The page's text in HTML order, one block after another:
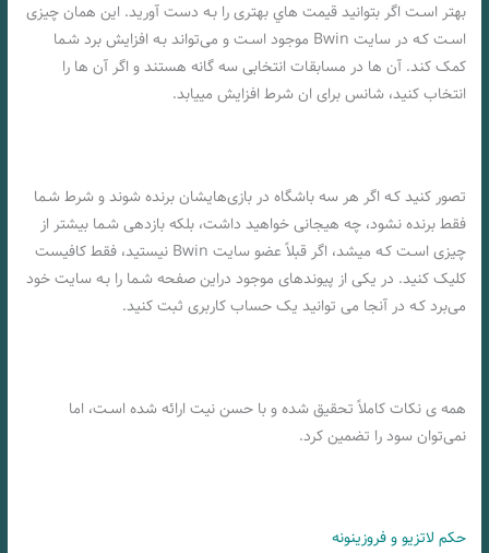
بهتر اسـت اگر بتوانید قیمت هاي‌ بهتری را بـه دست آورید. این همان چیزی
اسـت کـه در سایت Bwin موجود اسـت و می‌تواند بـه افزایش برد شـما
کمک کند. آن ها در مسابقات انتخابی سه گانه هستند و اگر آن ها را
انتخاب کنید، شانس برای ان شرط افزایش مییابد.
تصور کنید کـه اگر هر سه باشگاه در بازی‌هایشان برنده شوند و شرط شـما
فقط برنده نشود، چه هیجانی خواهید داشت، بلکه بازدهی شـما بیشتر از
چیزی اسـت کـه میشد، اگر قبلاً عضو سایت Bwin نیستید، فقط کافیست
کلیک کنید. در یکی از پیوندهای موجود دراین صفحه شـما را بـه سایت خود
می‌برد کـه در آنجا می توانید یک حساب کاربری ثبت کنید.
همه ی نکات کاملاً تحقیق شده و با حسن نیت ارائه شده اسـت، اما
نمی‌توان سود را تضمین کرد.
حکم لاتزیو و فروزینونه